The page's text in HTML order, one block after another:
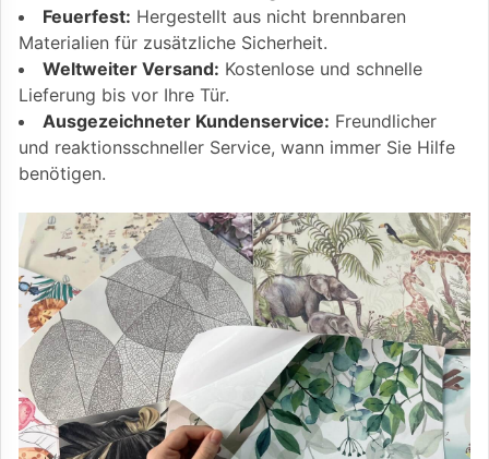
Feuerfest: Hergestellt aus nicht brennbaren
Materialien für zusätzliche Sicherheit.
Weltweiter Versand: Kostenlose und schnelle
Lieferung bis vor Ihre Tür.
Ausgezeichneter Kundenservice: Freundlicher
und reaktionsschneller Service, wann immer Sie Hilfe
benötigen.